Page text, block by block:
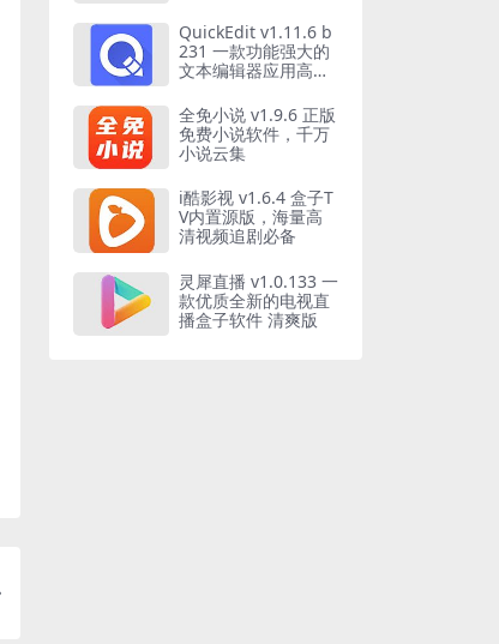
QuickEdit v1.11.6 b
231 一款功能强大的
文本编辑器应用高级
全免小说 v1.9.6 正版
免费小说软件，千万
小说云集
i酷影视 v1.6.4 盒子T
V内置源版，海量高
清视频追剧必备
灵犀直播 v1.0.133 一
款优质全新的电视直
播盒子软件 清爽版